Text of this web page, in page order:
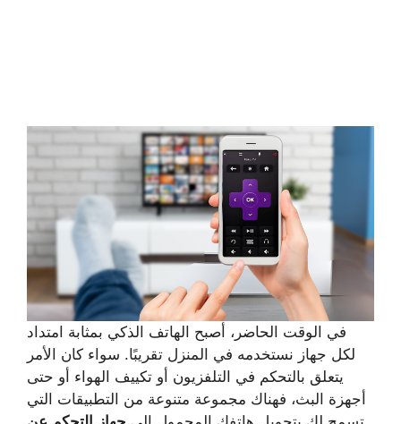
في الوقت الحاضر، أصبح الهاتف الذكي بمثابة امتداد
لكل جهاز نستخدمه في المنزل تقريبًا. سواء كان الأمر
يتعلق بالتحكم في التلفزيون أو تكييف الهواء أو حتى
أجهزة البث، فهناك مجموعة متنوعة من التطبيقات التي